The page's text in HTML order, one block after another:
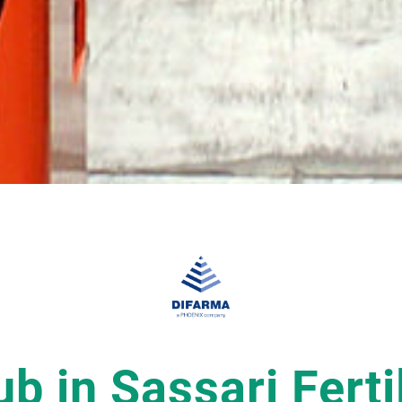
in Sassari